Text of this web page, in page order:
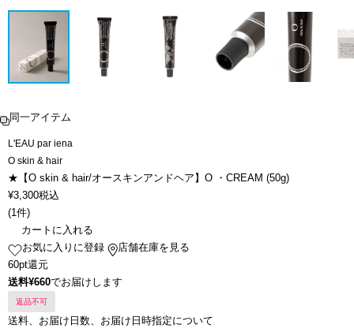
同一アイテム
L'EAU par iena
O skin & hair
★【O skin & hair/オースキンアンドヘア】O ・CREAM (50g)
¥3,300税込
(1件)
カートに入れる
お気に入りに登録
店舗在庫を見る
60pt還元
送料¥660でお届けします
返品不可
送料、お届け日数、お届け日時指定について